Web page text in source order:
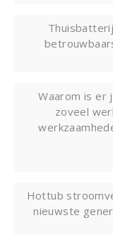
Waarom is er
zoveel
Hottub
nieuwste